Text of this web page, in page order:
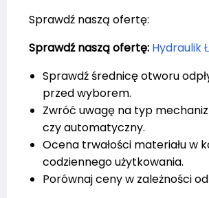
Sprawdź naszą ofertę:
Sprawdź naszą ofertę: Hydraulik
Sprawdź średnicę otworu
przed wyborem.
Zwróć uwagę na typ
czy automatyczny.
Ocena trwałości materiału w
codziennego użytkowania.
Porównaj ceny w zależności